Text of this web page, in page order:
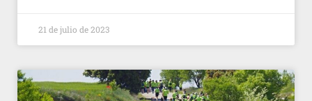
21 de julio de 2023